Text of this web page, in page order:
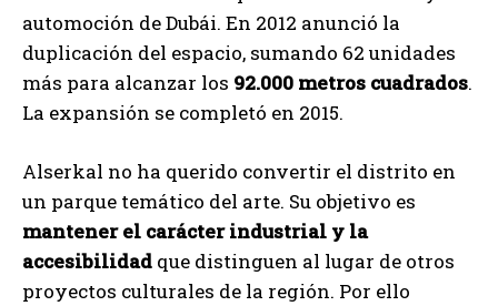
automoción de Dubái. En 2012 anunció la
duplicación del espacio, sumando 62 unidades
más para alcanzar los 92.000 metros cuadrados.
La expansión se completó en 2015.
Alserkal no ha querido convertir el distrito en
un parque temático del arte. Su objetivo es
mantener el carácter industrial y la
accesibilidad que distinguen al lugar de otros
proyectos culturales de la región. Por ello